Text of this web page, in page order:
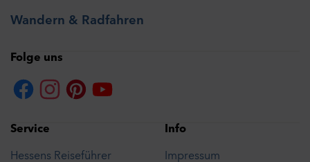
Wandern & Radfahren
Service
Hessens Reiseführer
Info
Impressum
Folge uns